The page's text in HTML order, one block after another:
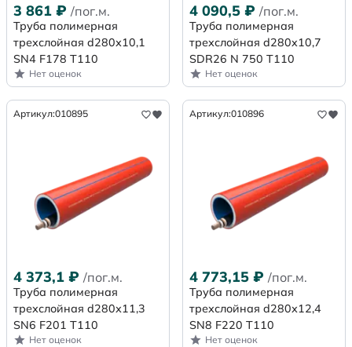
3 861 ₽ /пог.м.
Труба полимерная
трехслойная d280х10,1
SN4 F178 Т110
Нет оценок
4 090,5 ₽ /пог.м.
Труба полимерная
трехслойная d280x10,7
SDR26 N 750 Т110
Нет оценок
Артикул:010895
4 373,1 ₽ /пог.м.
Труба полимерная
трехслойная d280х11,3
SN6 F201 Т110
Нет оценок
Артикул:010896
4 773,15 ₽ /пог.м.
Труба полимерная
трехслойная d280х12,4
SN8 F220 Т110
Нет оценок